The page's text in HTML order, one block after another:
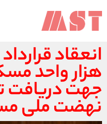
هزار واحد
جهت دریافت
نهضت ملی